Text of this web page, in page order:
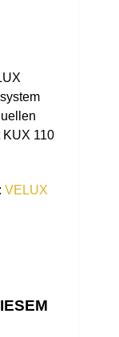
KUX 110
VELUX